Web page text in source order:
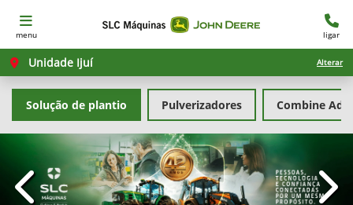
menu ligar
Unidade Ijuí Alterar
Solução de plantio Pulverizadores Combine
templates.template-